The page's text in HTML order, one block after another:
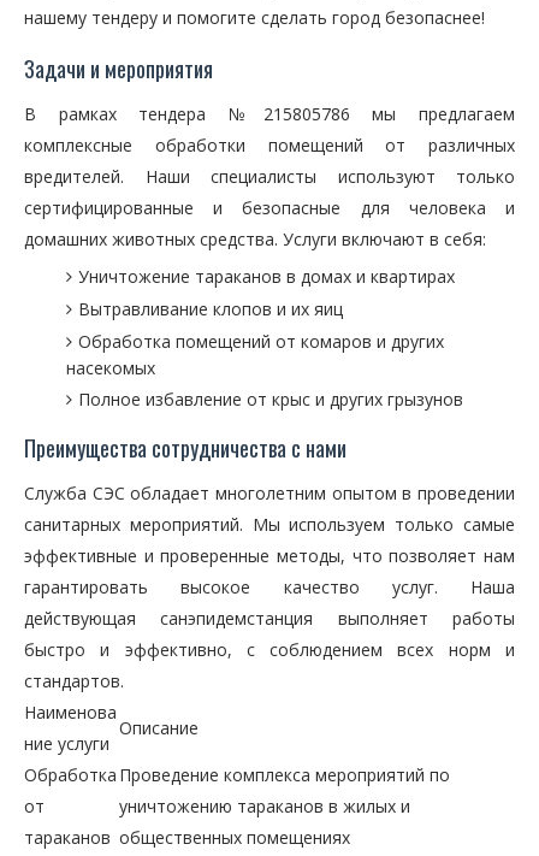
нашему тендеру и помогите сделать город безопаснее!
Задачи и мероприятия
В рамках тендера №215805786 мы предлагаем
комплексные обработки помещений от различных
вредителей. Наши специалисты используют только
сертифицированные и безопасные для человека и
домашних животных средства. Услуги включают в себя:
Уничтожение тараканов в домах и квартирах
Вытравливание клопов и их яиц
Обработка помещений от комаров и других
насекомых
Полное избавление от крыс и других грызунов
Преимущества сотрудничества с нами
Служба СЭС обладает многолетним опытом в проведении
санитарных мероприятий. Мы используем только самые
эффективные и проверенные методы, что позволяет нам
гарантировать высокое качество услуг. Наша
действующая санэпидемстанция выполняет работы
быстро и эффективно, с соблюдением всех норм и
стандартов.
Наименова
ние услуги
Описание
Обработка
от
тараканов
Проведение комплекса мероприятий по
уничтожению тараканов в жилых и
общественных помещениях